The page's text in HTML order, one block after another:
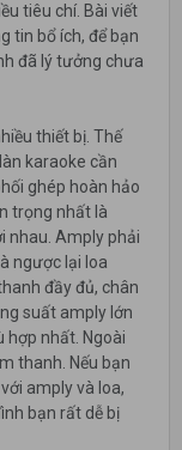
tiêu chí. Bài viết
tin bổ ích, để bạn
đã lý tưởng chưa
thiết bị. Thế
karaoke cần
ghép hoàn hảo
trọng nhất là
nhau. Amply phải
ngược lại loa
đầy đủ, chân
suất amply lớn
hợp nhất. Ngoài
thanh. Nếu bạn
amply và loa,
bạn rất dễ bị